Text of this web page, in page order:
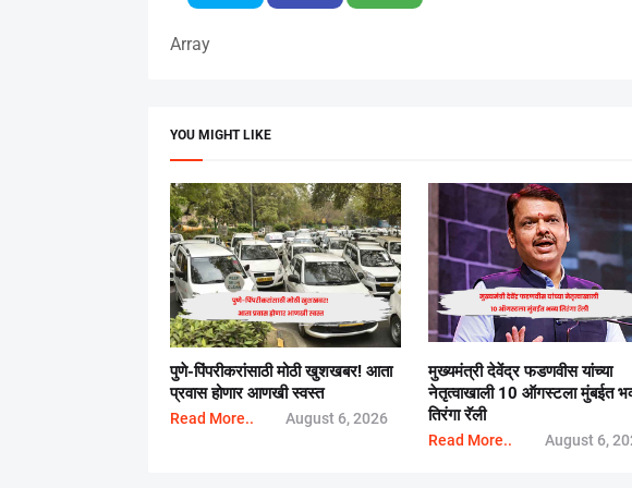
Array
YOU MIGHT LIKE
पुणे-पिंपरीकरांसाठी मोठी खुशखबर! आता
प्रवास होणार आणखी स्वस्त
Read More.. August 6, 2026
मुख्यमंत्री देवेंद्र फडणवीस यांच्या
नेतृत्वाखाली 10 ऑगस्टला मुंबईत
तिरंगा रॅली
Read More.. August 6,